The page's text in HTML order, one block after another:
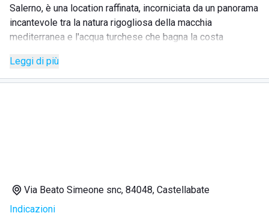
Salerno, è una location raffinata, incorniciata da un panorama
incantevole tra la natura rigogliosa della macchia
mediterranea e l'acqua turchese che bagna la costa
Data la sua vicinanza al centro città, alle strutture ricettive
settimanale, mensile o stagionale) online oppure
rivolgendosi al personale. Nell'area della spiaggia sono
Leggi di più
Via Beato Simeone snc, 84048, Castellabate
Indicazioni